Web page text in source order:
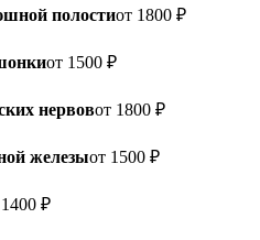
полостиот 1800 ₽
от 1500 ₽
нервовот 1800 ₽
железыот 1500 ₽
1400 ₽